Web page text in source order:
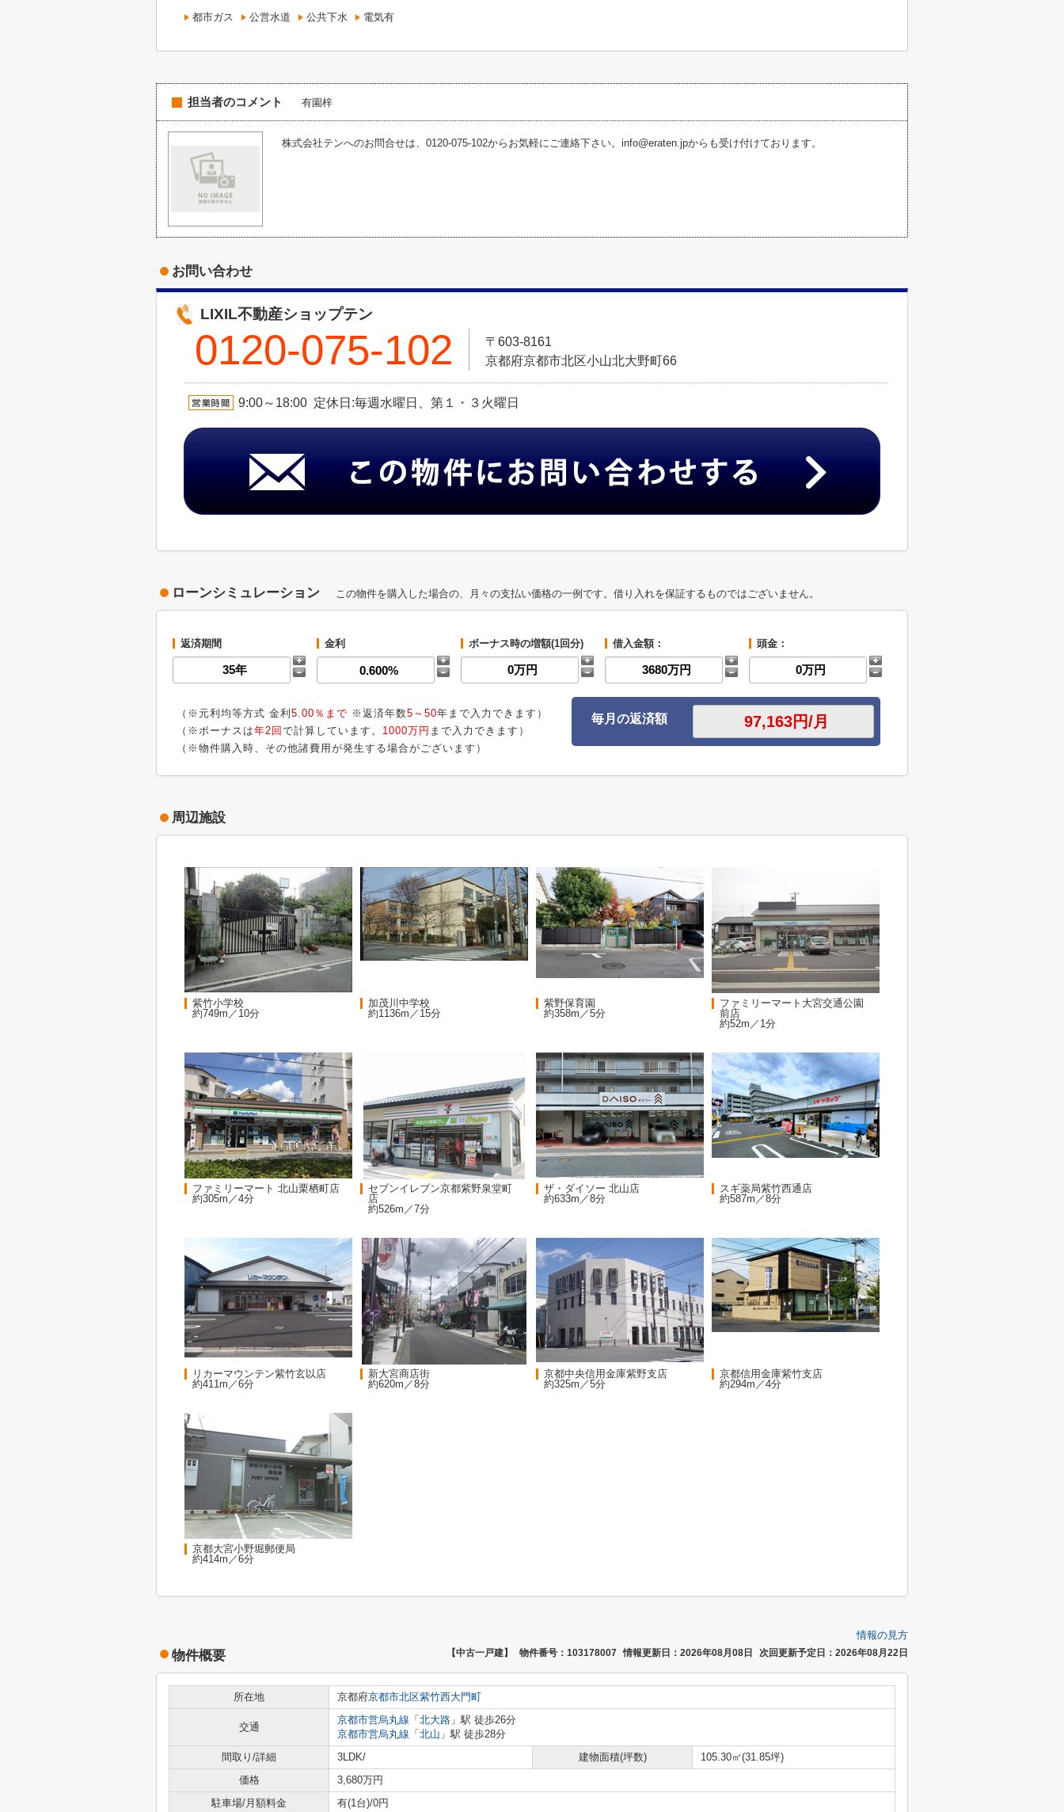
都市ガス 公営水道 公共下水 電気有
担当者のコメント 有園梓
株式会社テンへのお問合せは、0120-075-102からお気軽にご連絡下さい。info@eraten.jpからも受け付けております。
お問い合わせ
LIXIL不動産ショップテン
0120-075-102
〒603-8161
京都府京都市北区小山北大野町66
9:00～18:00 定休日:毎週水曜日、第１・３火曜日
ローンシミュレーション この物件を購入した場合の、月々の支払い価格の一例です。借り入れを保証するものではございません。
返済期間 金利 ボーナス時の増額(1回分) 借入金額： 頭金：
（※元利均等方式 金利 5.00％まで ※返済年数5～50年まで入力できます）
（※ボーナスは年2回 で計算しています。 1000万円 まで入力できます）
（※物件購入時、その他諸費用が発生する場合がございます）
毎月の返済額
周辺施設
紫竹小学校
約749m／10分
加茂川中学校
約1136m／15分
紫野保育園
約358m／5分
ファミリーマート大宮交通公園
前店
約52m／1分
ファミリーマート 北山栗栖町店
約305m／4分
セブンイレブン京都紫野泉堂町
店
約526m／7分
ザ・ダイソー 北山店
約633m／8分
スギ薬局紫竹西通店
約587m／8分
リカーマウンテン紫竹玄以店
約411m／6分
新大宮商店街
約620m／8分
京都中央信用金庫紫野支店
約325m／5分
京都信用金庫紫竹支店
約294m／4分
京都大宮小野堀郵便局
約414m／6分
情報の見方
物件概要 【中古一戸建】 物件番号：103178007 情報更新日：2026年08月08日 次回更新予定日：2026年08月22日
所在地 京都府京都市北区紫竹西大門町
交通
京都市営烏丸線 「 北大路 」駅 徒歩26分
京都市営烏丸線 「 北山 」駅 徒歩28分
間取り/詳細
3LDK/ 建物面積(坪数)
105.30㎡(31.85坪)
価格
3,680万円
駐車場/月額料金
有(1台)/0円